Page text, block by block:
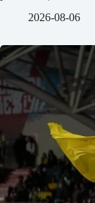
2026-08-06